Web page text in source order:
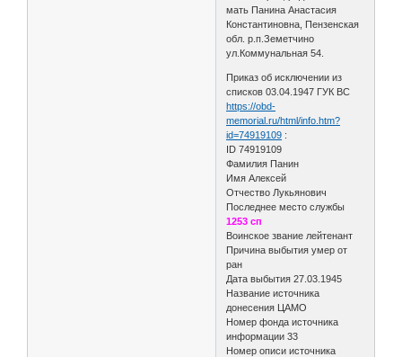
мать Панина Анастасия
Константиновна, Пензенская
обл. р.п.Земетчино
ул.Коммунальная 54.
Приказ об исключении из
списков 03.04.1947 ГУК ВС
https://obd-
memorial.ru/html/info.htm?
id=74919109 :
ID 74919109
Фамилия Панин
Имя Алексей
Отчество Лукьянович
Последнее место службы
1253 сп
Воинское звание лейтенант
Причина выбытия умер от
ран
Дата выбытия 27.03.1945
Название источника
донесения ЦАМО
Номер фонда источника
информации 33
Номер описи источника